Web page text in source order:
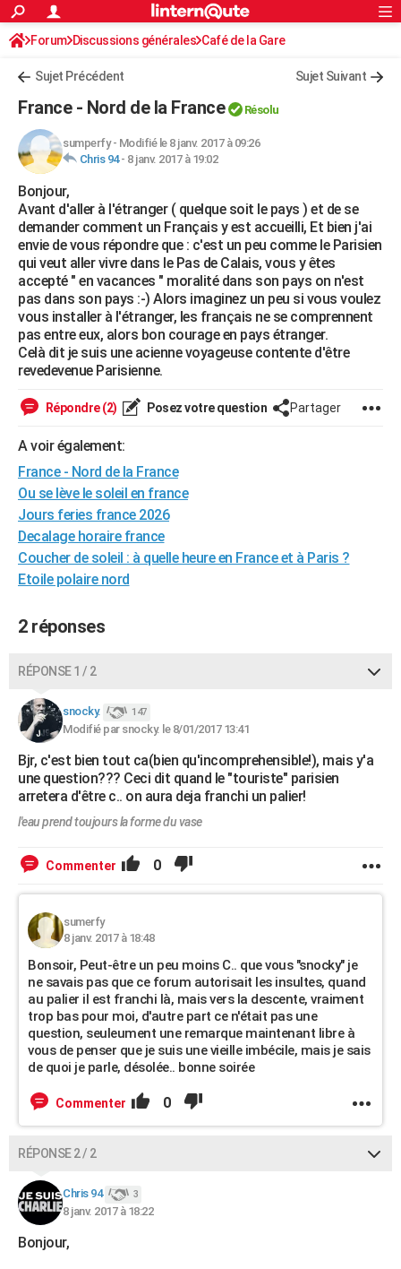
ACTUALITÉS
Politique
Société
Faits Divers
Education
Monde
Villes
+
FINANCE
Retraite
Impôts
Epargne
Immobilier
Risques naturels par ville
Banque
Assurance
Crédit
AUTO
Essais
Réserver un essai
Citadines
Berlines
SUV
Forum auto
+HIGH-TECH
Mobiles
Meilleur smartphone
Internet
Ordinateurs
Jeux vidéo
Guide high-tech
+BRICOLAGE
Forum
Aménagement intérieur
Extérieur
Cuisine
Salle de bains
Jardinage
Rangement
WEEK-END
Guides de France
Escapades
Patrimoine
Expositions
Musées
Week-end nature
+LIFESTYLE
Art de vivre
Bien-être
Loisirs
Mode
Modes de vie
SANTE
Destinations
City break
Voyage nature
Voyage de noces
Forum
Climat
BONS PLANS
CARTE DE VOEUX
Carte de Noël
Carte Bonne année
Carte Saint-Valentin
Carte Pâques
Carte d'anniversaire
DICTIONNAIRE
COPAINS D'AVANT
S'inscrire
Se connecter
Lycées
Collèges
Primaires
Universités
Entreprises
Service militaire
Avis de recherche
AVIS DE DÉCÈS
FORUM
Bricolage
Lifestyle
Culture
Sport
Auto
Television
Voyage
Cinema
S'inscrire
Connexion
Forum Discussions générales Café de la Gare
Sujet Précédent Sujet Suivant
France - Nord de la France Résolu
sumperfy- Modifié le 8 janv. 2017 à 09:26
Chris 94- 8 janv. 2017 à 19:02
Bonjour,
Avant d'aller à l'étranger ( quelque soit le pays ) et de se
demander comment un Français y est accueilli, Et bien j'ai
envie de vous répondre que : c'est un peu comme le Parisien
qui veut aller vivre dans le Pas de Calais, vous y êtes
accepté " en vacances " moralité dans son pays on n'est
pas dans son pays :-) Alors imaginez un peu si vous voulez
vous installer à l'étranger, les français ne se comprennent
pas entre eux, alors bon courage en pays étranger.
Celà dit je suis une acienne voyageuse contente d'être
revedevenue Parisienne.
Répondre (2) Posez votre question Partager
A voir également:
France - Nord de la France
Ou se lève le soleil en france
Jours feries france 2026
Decalage horaire france
Coucher de soleil : à quelle heure en France et à Paris ?
Etoile polaire nord
2 réponses
RÉPONSE 1 / 2
snocky. 147
Modifié par snocky. le 8/01/2017 13:41
Bjr, c'est bien tout ca(bien qu'incomprehensible!), mais y'a
une question??? Ceci dit quand le "touriste" parisien
arretera d'être c.. on aura deja franchi un palier!
l'eau prend toujours la forme du vase
Commenter 0
sumerfy
8 janv. 2017 à 18:48
Bonsoir, Peut-être un peu moins C.. que vous "snocky" je
ne savais pas que ce forum autorisait les insultes, quand
au palier il est franchi là, mais vers la descente, vraiment
trop bas pour moi, d'autre part ce n'était pas une
question, seuleument une remarque maintenant libre à
vous de penser que je suis une vieille imbécile, mais je sais
de quoi je parle, désolée.. bonne soirée
Commenter 0
RÉPONSE 2 / 2
Chris 94 3
8 janv. 2017 à 18:22
Bonjour,